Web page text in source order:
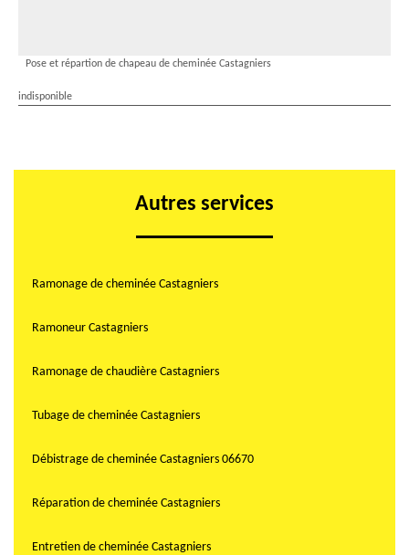
Pose et répartion de chapeau de cheminée Castagniers
indisponible
Autres services
Ramonage de cheminée Castagniers
Ramoneur Castagniers
Ramonage de chaudière Castagniers
Tubage de cheminée Castagniers
Débistrage de cheminée Castagniers 06670
Réparation de cheminée Castagniers
Entretien de cheminée Castagniers